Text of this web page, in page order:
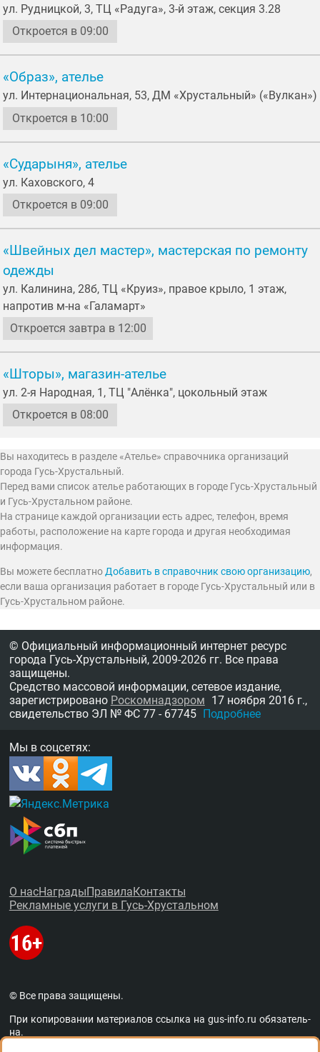
ул. Рудницкой, 3, ТЦ «Радуга», 3-й этаж, секция 3.28
Откроется в 09:00
«Образ», ателье
ул. Интернациональная, 53, ДМ «Хрустальный» («Вулкан»)
Откроется в 10:00
«Сударыня», ателье
ул. Каховского, 4
Откроется в 09:00
«Швейных дел мастер», мастерская по ремонту
одежды
ул. Калинина, 28б, ТЦ «Круиз», правое крыло, 1 этаж,
напротив м-на «Галамарт»
Откроется завтра в 12:00
«Шторы», магазин-ателье
ул. 2-я Народная, 1, ТЦ "Алёнка", цокольный этаж
Откроется в 08:00
Вы находитесь в разделе «Ателье» справочника организаций
города Гусь-Хрустальный.
Перед вами список ателье работающих в городе Гусь-Хрустальный
и Гусь-Хрустальном районе.
На странице каждой организации есть адрес, телефон, время
работы, расположение на карте города и другая необходимая
информация.
Вы можете бесплатноДобавить в справочник свою организацию,
если ваша организация работает в городе Гусь-Хрустальный или в
Гусь-Хрустальном районе.
© Официальный информационный интернет ресурс
города Гусь-Хрустальный, 2009-2026 гг. Все права
защищены.
Средство массовой информации, сетевое издание,
зарегистрировано Роскомнадзором 17 ноября 2016 г.,
свидетельство ЭЛ № ФС 77 - 67745 Подробнее
Мы в соцсетях:
О насНаградыПравилаКонтакты
Рекламные услуги в Гусь-Хрустальном
© Все права защищены.
При копировании материалов ссыл­ка наgus-info.ru обя­за­тель­
на.